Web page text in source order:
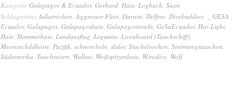
Kategorie Galapagos & Ecuador, Gerhard, Haie, Logbuch, Sassi
SchlagwörterAdlerrochen, Aggressor Fleet, Darwin, Delfine, Divebuddies: _ GESA _
Ecuador, Galapagos, Galapagoshaie, Galapagosinseln, GeSaEcuador, Hai-Light,
Haie, Hammerhaie, Landausflug, Leguane, Liveaboard (Tauchschiff),
Meeresschildkröte, Pazifik, schnorcheln, slider, Stachelrochen, Strömungstauchen,
Südamerika, Tauchreisen, Walhai, Weißspitzenhaie, Wirodive, Wolf